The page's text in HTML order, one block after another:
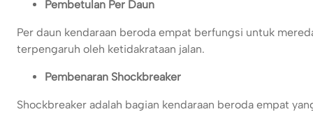
Pembetulan Per Daun
Per daun kendaraan beroda empat berfungsi untuk
terpengaruh oleh ketidakrataan jalan.
Pembenaran Shockbreaker
Shockbreaker adalah bagian kendaraan beroda empat